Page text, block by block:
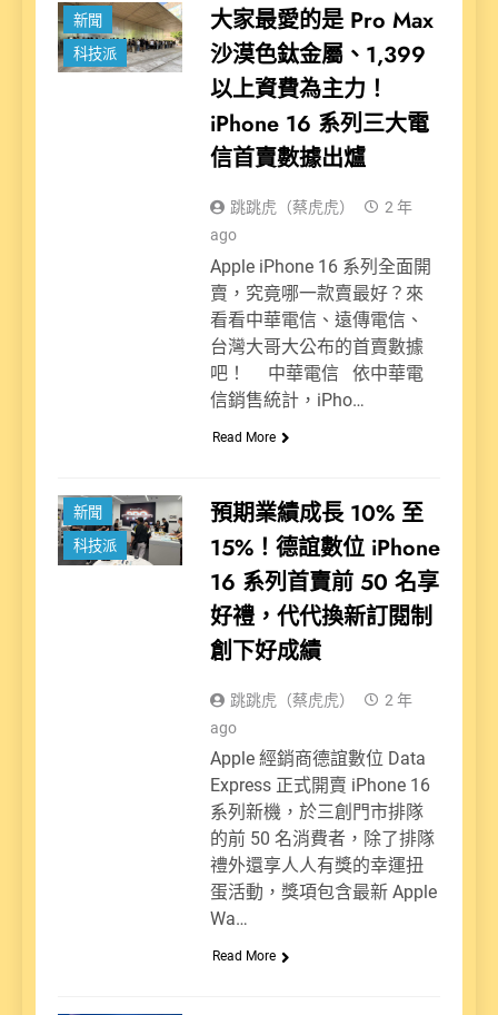
新聞
科技派
大家最愛的是 Pro Max
沙漠色鈦金屬、1,399
以上資費為主力！
iPhone 16 系列三大電
信首賣數據出爐
跳跳虎（蔡虎虎）
2 年
ago
Apple iPhone 16 系列全面開
賣，究竟哪一款賣最好？來
看看中華電信、遠傳電信、
台灣大哥大公布的首賣數據
吧！ 中華電信 依中華電
信銷售統計，iPho…
Read More
新聞
科技派
預期業績成長 10% 至
15%！德誼數位 iPhone
16 系列首賣前 50 名享
好禮，代代換新訂閱制
創下好成績
跳跳虎（蔡虎虎）
2 年
ago
Apple 經銷商德誼數位 Data
Express 正式開賣 iPhone 16
系列新機，於三創門市排隊
的前 50 名消費者，除了排隊
禮外還享人人有獎的幸運扭
蛋活動，獎項包含最新 Apple
Wa…
Read More